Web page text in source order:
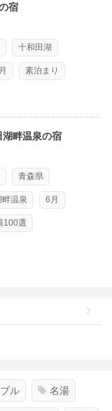
宿
十和田湖
素泊まり
畔温泉の宿
青森県
畔温泉 6月
100選
ル 名湯